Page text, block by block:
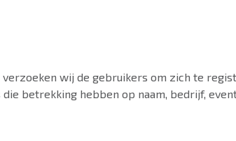
wij de gebruikers om zich te
betrekking hebben op naam, bedrijf,